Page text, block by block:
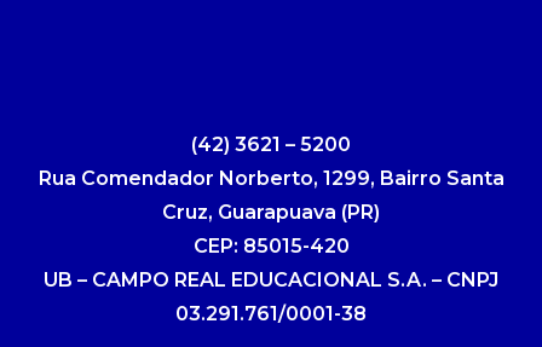
(42) 3621 – 5200
Rua Comendador Norberto, 1299, Bairro Santa
Cruz, Guarapuava (PR)
CEP: 85015-420
UB – CAMPO REAL EDUCACIONAL S.A. – CNPJ
03.291.761/0001-38